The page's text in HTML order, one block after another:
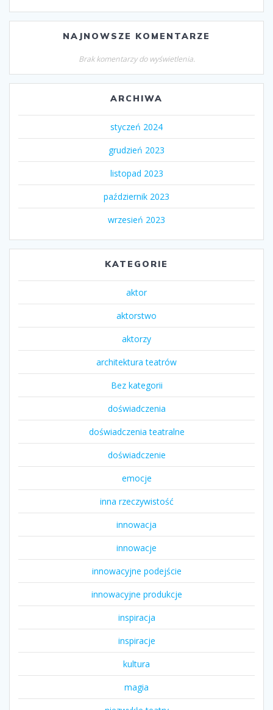
NAJNOWSZE KOMENTARZE
Brak komentarzy do wyświetlenia.
ARCHIWA
styczeń 2024
grudzień 2023
listopad 2023
październik 2023
wrzesień 2023
KATEGORIE
aktor
aktorstwo
aktorzy
architektura teatrów
Bez kategorii
doświadczenia
doświadczenia teatralne
doświadczenie
emocje
inna rzeczywistość
innowacja
innowacje
innowacyjne podejście
innowacyjne produkcje
inspiracja
inspiracje
kultura
magia